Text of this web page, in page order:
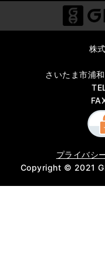
株
さいたま市浦
プライバシ
Copyright © 2021